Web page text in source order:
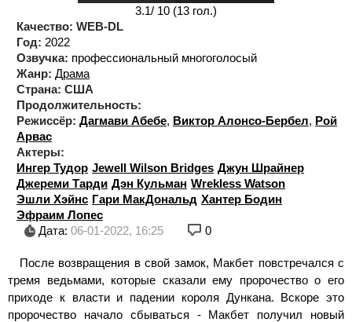
3.1/ 10 (13 гол.)
Качество: WEB-DL
Год: 2022
Озвучка: профессиональный многоголосый
Жанр: Драма
Страна: США
Продолжительность:
Режиссёр: Дагмави Абебе, Виктор Алонсо-Бербел, Рой
Арвас
Актеры:
Ингер Тудор Jewell Wilson Bridges Джун Шрайнер
Джереми Тарди Дэн Кульман Wrekless Watson
Эшли Хэйнс Гари МакДональд Хантер Бодин
Эфраим Лопес
Дата: 06-01-2022, 16:25 0
После возвращения в свой замок, Макбет повстречался с
тремя ведьмами, которые сказали ему пророчество о его
приходе к власти и падении короля Дункана. Вскоре это
пророчество начало сбываться - Макбет получил новый